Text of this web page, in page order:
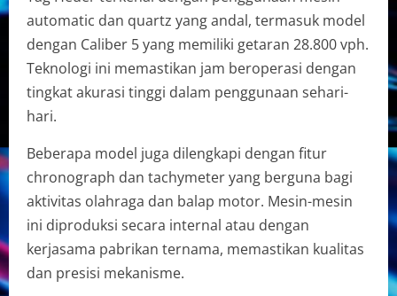
automatic dan quartz yang andal, termasuk model
dengan Caliber 5 yang memiliki getaran 28.800 vph.
Teknologi ini memastikan jam beroperasi dengan
tingkat akurasi tinggi dalam penggunaan sehari-
hari.
Beberapa model juga dilengkapi dengan fitur
chronograph dan tachymeter yang berguna bagi
aktivitas olahraga dan balap motor. Mesin-mesin
ini diproduksi secara internal atau dengan
kerjasama pabrikan ternama, memastikan kualitas
dan presisi mekanisme.